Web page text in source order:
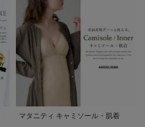
マタニティ キャミソール・肌着